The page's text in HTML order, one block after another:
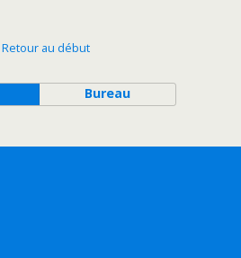
Retour au début
Bureau